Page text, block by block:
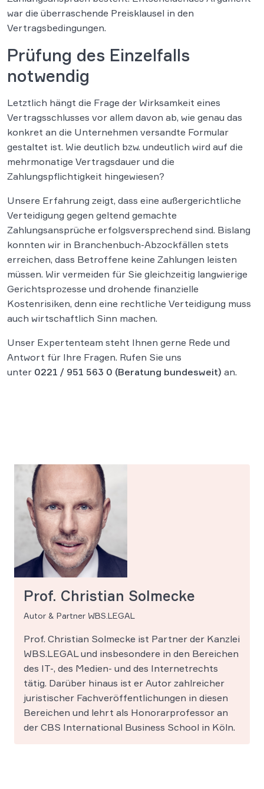
war die überraschende Preisklausel in den
Vertragsbedingungen.
Prüfung des Einzelfalls
notwendig
Letztlich hängt die Frage der Wirksamkeit eines
Vertragsschlusses vor allem davon ab, wie genau das
konkret an die Unternehmen versandte Formular
gestaltet ist. Wie deutlich bzw. undeutlich wird auf die
mehrmonatige Vertragsdauer und die
Zahlungspflichtigkeit hingewiesen?
Unsere Erfahrung zeigt, dass eine außergerichtliche
Verteidigung gegen geltend gemachte
Zahlungsansprüche erfolgsversprechend sind. Bislang
konnten wir in Branchenbuch-Abzockfällen stets
erreichen, dass Betroffene keine Zahlungen leisten
müssen. Wir vermeiden für Sie gleichzeitig langwierige
Gerichtsprozesse und drohende finanzielle
Kostenrisiken, denn eine rechtliche Verteidigung muss
auch wirtschaftlich Sinn machen.
Unser Expertenteam steht Ihnen gerne Rede und
Antwort für Ihre Fragen. Rufen Sie uns
unter 0221 / 951 563 0 (Beratung bundesweit) an.
Prof. Christian Solmecke
Autor & Partner WBS.LEGAL
Prof. Christian Solmecke ist Partner der Kanzlei
WBS.LEGAL und insbesondere in den Bereichen
des IT-, des Medien- und des Internetrechts
tätig. Darüber hinaus ist er Autor zahlreicher
juristischer Fachveröffentlichungen in diesen
Bereichen und lehrt als Honorarprofessor an
der CBS International Business School in Köln.